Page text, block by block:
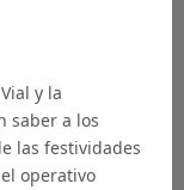
y la
saber a los
las festividades
operativo